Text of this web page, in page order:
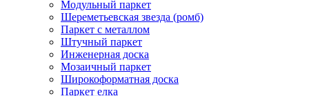
Модульный паркет
Шереметьевская звезда (ромб)
Паркет с металлом
Штучный паркет
Инженерная доска
Мозаичный паркет
Широкоформатная доска
Паркет елка